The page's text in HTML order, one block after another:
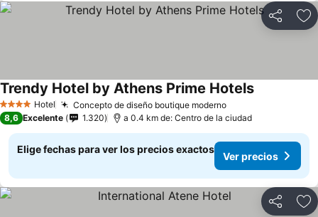
Compartir
4 EstrellasHotel Concepto de diseño boutique moderno
Trendy Hotel by Athens Prime Hotels
8,6 Excelente 1.320 a 0.4 km de: Centro de la ciudad
Elige fechas para ver los precios exactos
Ver precios
Compartir